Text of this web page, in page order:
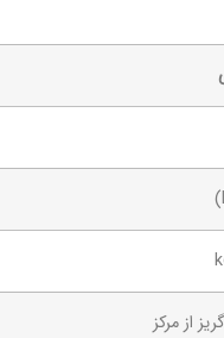
از مرکز